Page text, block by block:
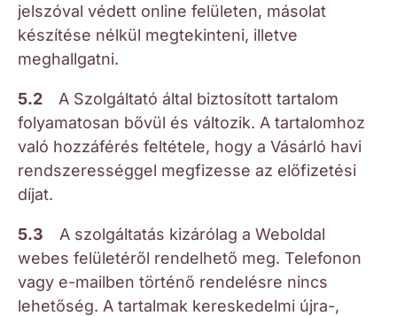
jelszóval védett online felületen, másolat
készítése nélkül megtekinteni, illetve
meghallgatni.
5.2 A Szolgáltató által biztosított tartalom
folyamatosan bővül és változik. A tartalomhoz
való hozzáférés feltétele, hogy a Vásárló havi
rendszerességgel megfizesse az előfizetési
díjat.
5.3 A szolgáltatás kizárólag a Weboldal
webes felületéről rendelhető meg. Telefonon
vagy e-mailben történő rendelésre nincs
lehetőség. A tartalmak kereskedelmi újra-,